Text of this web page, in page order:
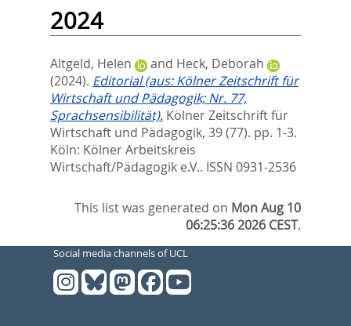
2024
Altgeld, Helen and Heck, Deborah
(2024). Editorial (aus: Kölner Zeitschrift für
Wirtschaft und Pädagogik; Nr. 77,
Sprachsensibilität). Kölner Zeitschrift für
Wirtschaft und Pädagogik, 39 (77). pp. 1-3.
Köln: Kölner Arbeitskreis
Wirtschaft/Pädagogik e.V.. ISSN 0931-2536
This list was generated on Mon Aug 10
06:25:36 2026 CEST.
Social media channels of UCL